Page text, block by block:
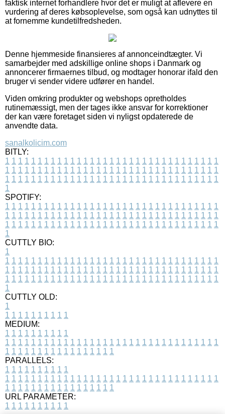
faktisk internet forhandlere hvor det er muligt at aflevere en
vurdering af deres købsoplevelse, som også kan udnyttes til
at fornemme kundetilfredsheden.
Denne hjemmeside finansieres af annonceindtægter. Vi
samarbejder med adskillige online shops i Danmark og
annoncerer firmaernes tilbud, og modtager honorar ifald den
bruger vi sender videre udfører en handel.
Viden omkring produkter og webshops opretholdes
rutinemæssigt, men der tages ikke ansvar for korrektioner
der kan være foretaget siden vi nyligst opdaterede de
anvendte data.
sanalkolicim.com
BITLY:
1 1 1 1 1 1 1 1 1 1 1 1 1 1 1 1 1 1 1 1 1 1 1 1 1 1 1 1 1 1 1 1 1
1 1 1 1 1 1 1 1 1 1 1 1 1 1 1 1 1 1 1 1 1 1 1 1 1 1 1 1 1 1 1 1 1
1 1 1 1 1 1 1 1 1 1 1 1 1 1 1 1 1 1 1 1 1 1 1 1 1 1 1 1 1 1 1 1 1
1
SPOTIFY:
1 1 1 1 1 1 1 1 1 1 1 1 1 1 1 1 1 1 1 1 1 1 1 1 1 1 1 1 1 1 1 1 1
1 1 1 1 1 1 1 1 1 1 1 1 1 1 1 1 1 1 1 1 1 1 1 1 1 1 1 1 1 1 1 1 1
1 1 1 1 1 1 1 1 1 1 1 1 1 1 1 1 1 1 1 1 1 1 1 1 1 1 1 1 1 1 1 1 1
1
CUTTLY BIO:
1
1 1 1 1 1 1 1 1 1 1 1 1 1 1 1 1 1 1 1 1 1 1 1 1 1 1 1 1 1 1 1 1 1
1 1 1 1 1 1 1 1 1 1 1 1 1 1 1 1 1 1 1 1 1 1 1 1 1 1 1 1 1 1 1 1 1
1 1 1 1 1 1 1 1 1 1 1 1 1 1 1 1 1 1 1 1 1 1 1 1 1 1 1 1 1 1 1 1 1
1
CUTTLY OLD:
1
1 1 1 1 1 1 1 1 1 1
MEDIUM:
1 1 1 1 1 1 1 1 1 1
1 1 1 1 1 1 1 1 1 1 1 1 1 1 1 1 1 1 1 1 1 1 1 1 1 1 1 1 1 1 1 1 1
1 1 1 1 1 1 1 1 1 1 1 1 1 1 1 1 1
PARALLELS:
1 1 1 1 1 1 1 1 1 1
1 1 1 1 1 1 1 1 1 1 1 1 1 1 1 1 1 1 1 1 1 1 1 1 1 1 1 1 1 1 1 1 1
1 1 1 1 1 1 1 1 1 1 1 1 1 1 1 1 1
URL PARAMETER:
1 1 1 1 1 1 1 1 1 1